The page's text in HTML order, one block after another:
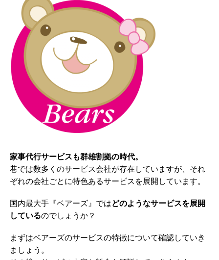
家事代行サービスも群雄割拠の時代。
巷では数多くのサービス会社が存在していますが、それ
ぞれの会社ごとに特色あるサービスを展開しています。
国内最大手『ベアーズ』ではどのようなサービスを展開
しているのでしょうか？
まずはベアーズのサービスの特徴について確認していき
ましょう。